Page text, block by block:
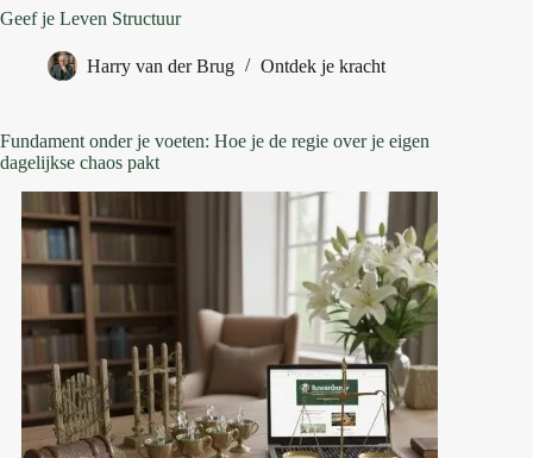
Geef je Leven Structuur
Harry van der Brug Ontdek je kracht
Fundament onder je voeten: Hoe je de regie over je eigen
dagelijkse chaos pakt